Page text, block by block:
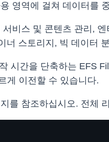
영역에 걸쳐 데이터를
비스 및 콘텐츠 관리,
너 스토리지, 빅 데이터
시간을 단축하는 EFS
게 이전할 수 있습니다.
를 참조하십시오. 전체